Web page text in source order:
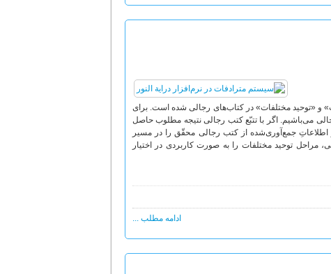
و «توحید مختلفات» در کتاب‌های رجالی شده است. برای
می‌باشیم. اگر با تتبّع کتب رجالی نتیجه مطلوب حاصل
جمع‌آوری‌شده از کتب رجالی محقّق را در مسیر
مراحل توحید مختلفات را به صورت کاربردی در اختیار
ادامه مطلب ...